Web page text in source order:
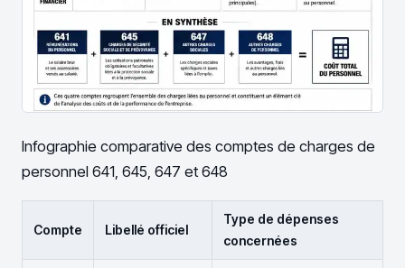
Infographie comparative des comptes de charges de
personnel 641, 645, 647 et 648
Compte Libellé officiel
Type de dépenses
concernées